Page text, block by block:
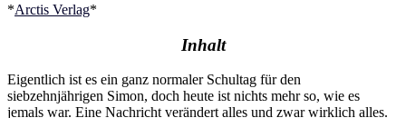
*Arctis Verlag*
Inhalt
Eigentlich ist es ein ganz normaler Schultag für den
siebzehnjährigen Simon, doch heute ist nichts mehr so, wie es
jemals war. Eine Nachricht verändert alles und zwar wirklich alles.